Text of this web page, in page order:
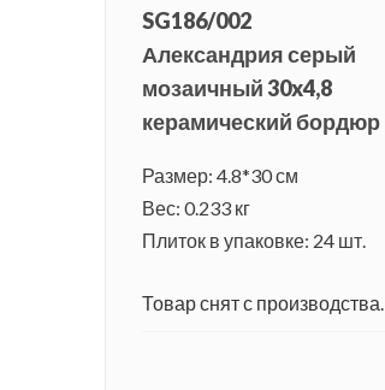
SG186/002
Александрия серый
мозаичный 30x4,8
керамический бордюр
Размер: 4.8*30 см
Вес: 0.233 кг
Плиток в упаковке: 24 шт.
Товар снят с производства.